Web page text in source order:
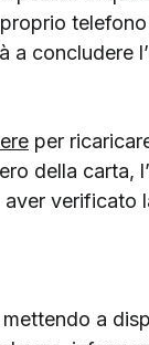
concludere
per
della carta,
verificato
a